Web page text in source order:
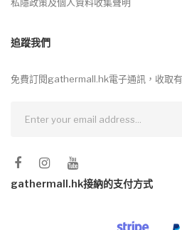
私隱政策及個人資料收集聲明
追蹤我們
免費訂閱gathermall.hk電子通訊，收取
gathermall.hk接納的支付方式